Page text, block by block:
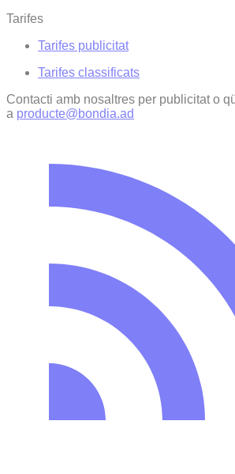
Tarifes
Tarifes publicitat
Tarifes classificats
Contacti amb nosaltres per publicitat o
a producte@bondia.ad